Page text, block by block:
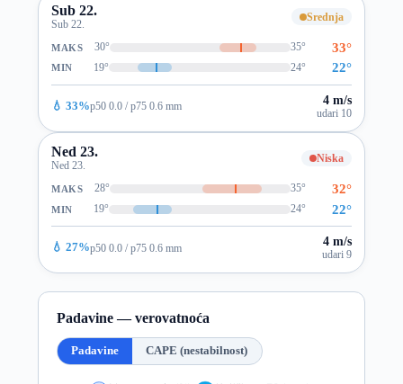
Sub 22.
Sub 22.
Srednja
MAKS 30° 35° 33°
MIN 19° 24° 22°
💧 33%p50 0.0 / p75 0.6 mm 4 m/s
udari 10
Ned 23.
Ned 23.
Niska
MAKS 28° 35° 32°
MIN 19° 24° 22°
💧 27%p50 0.0 / p75 0.6 mm 4 m/s
udari 9
Padavine — verovatnoća
Padavine CAPE (nestabilnost)